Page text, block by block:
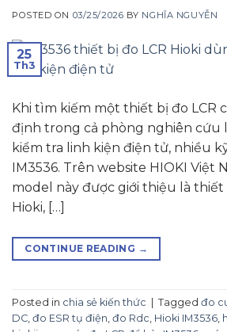
POSTED ON 03/25/2026 BY NGHĨA NGUYỄN
25
Th3
Khi tìm kiếm một thiết bị đo LCR
định trong cả phòng nghiên cứu
kiểm tra linh kiện điện tử, nhiều
IM3536. Trên website HIOKI Việt
model này được giới thiệu là thiết
Hioki, […]
CONTINUE READING →
Posted in chia sẻ kiến thức Tagged đo
DC, đo ESR tụ điện, đo Rdc, Hioki IM3536,